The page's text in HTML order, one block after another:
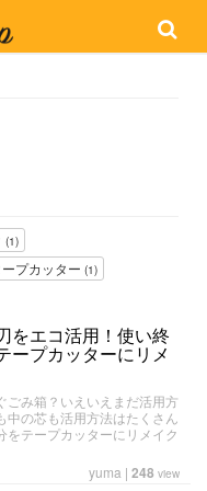
(1)
プカッター (1)
をエコ活用！使い終
ープカッターにリメ
ごみ箱？いえいえまだ活用方
中の芯も活用方法はたくさん
をテープカッターにリメイク
yuma | 248 view